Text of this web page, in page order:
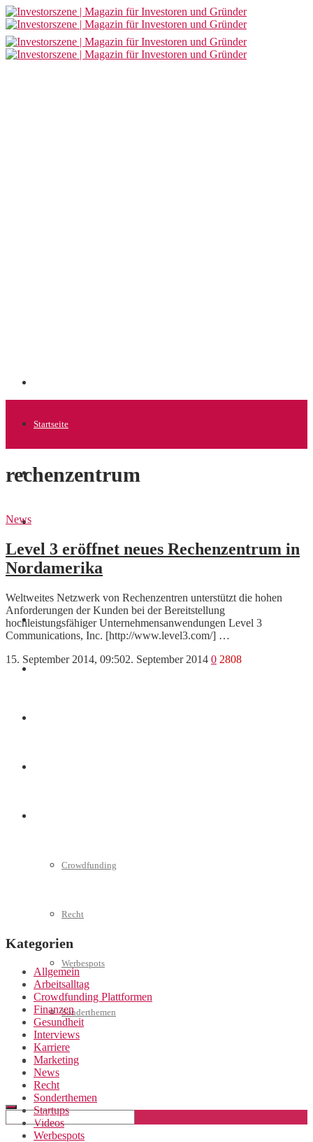
Startseite
Allgemein
News
Finanzen
Crowdfunding
Recht
Werbespots
Sonderthemen
Geschäftskonto eröffnen
rechenzentrum
News
Level 3 eröffnet neues Rechenzentrum in
Nordamerika
Weltweites Netzwerk von Rechenzentren unterstützt die hohen
Anforderungen der Kunden bei der Bereitstellung
hochleistungsfähiger Unternehmensanwendungen Level 3
Communications, Inc. [http://www.level3.com/] …
15. September 2014, 09:502. September 2014 0 2808
Kategorien
Allgemein
Arbeitsalltag
Crowdfunding Plattformen
Finanzen
Gesundheit
Interviews
Karriere
Marketing
News
Recht
Sonderthemen
Startups
Videos
Werbespots